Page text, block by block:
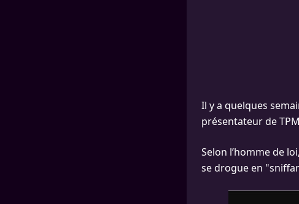
Il y a quelques
présentateur de
Selon l’homme de
se drogue en